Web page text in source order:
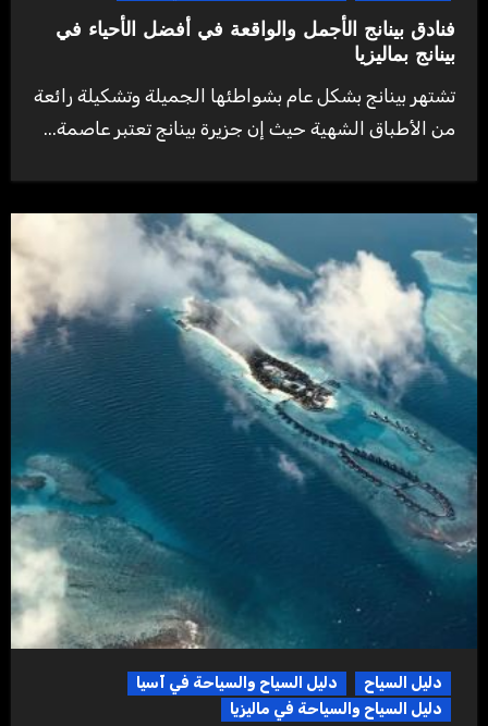
فنادق بينانج الأجمل والواقعة في أفضل الأحياء في
بينانج بماليزيا
تشتهر بينانج بشكل عام بشواطئها الجميلة وتشكيلة رائعة
من الأطباق الشهية حيث إن جزيرة بينانج تعتبر عاصمة...
دليل السياح
دليل السياح والسياحة في آسيا
دليل السياح والسياحة في ماليزيا